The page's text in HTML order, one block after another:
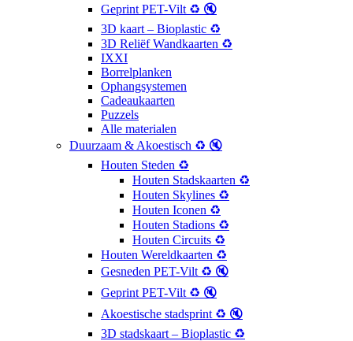
Geprint PET-Vilt ♻️ 🔇
3D kaart – Bioplastic ♻️
3D Reliëf Wandkaarten ♻️
IXXI
Borrelplanken
Ophangsystemen
Cadeaukaarten
Puzzels
Alle materialen
Duurzaam & Akoestisch ♻️ 🔇
Houten Steden ♻️
Houten Stadskaarten ♻️
Houten Skylines ♻️
Houten Iconen ♻️
Houten Stadions ♻️
Houten Circuits ♻️
Houten Wereldkaarten ♻️
Gesneden PET-Vilt ♻️ 🔇
Geprint PET-Vilt ♻️ 🔇
Akoestische stadsprint ♻️ 🔇
3D stadskaart – Bioplastic ♻️